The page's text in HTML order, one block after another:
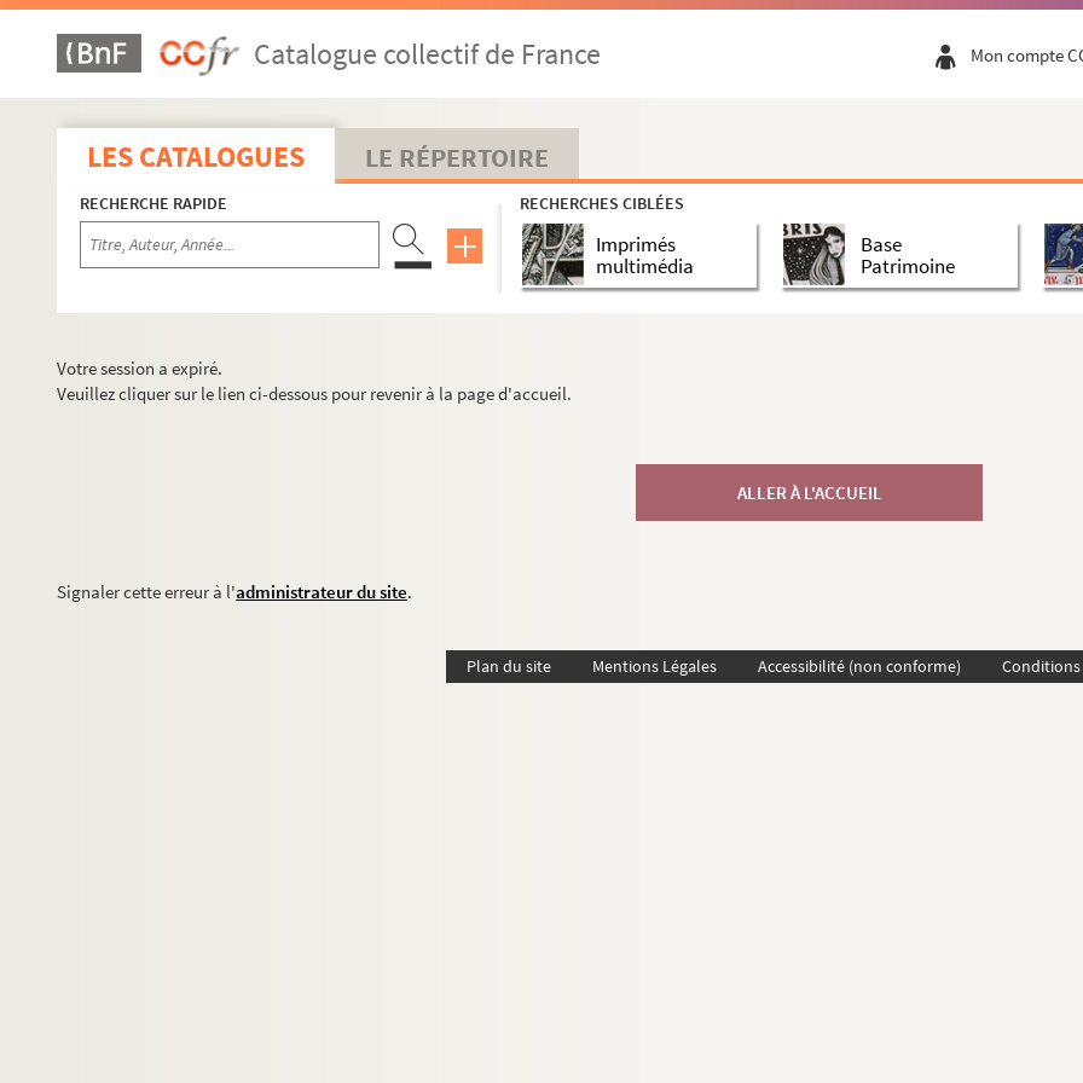
Catalogue collectif de France Mon compte
LES CATALOGUES LE RÉPERTOIRE
RECHERCHE RAPIDE RECHERCHES CIBLÉES
Imprimés
multimédia
Base
Patrimoine
Votre session a expiré.
Veuillez cliquer sur le lien ci-dessous pour revenir à la page d'accueil.
ALLER À L'ACCUEIL
Signaler cette erreur à l'administrateur du site.
Plan du site Mentions Légales Accessibilité (non conforme)